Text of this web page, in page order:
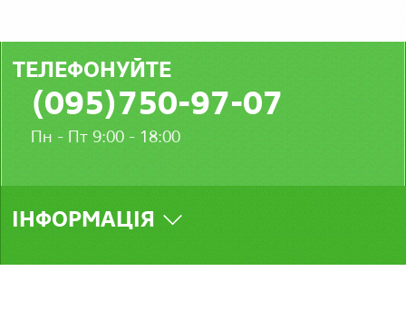
ТЕЛЕФОНУЙТЕ
(095)750-97-07
Пн - Пт 9:00 - 18:00
ІНФОРМАЦІЯ